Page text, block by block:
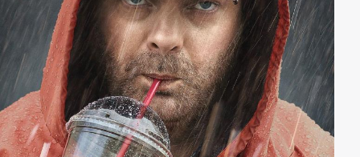
Zeit zu bröckeln und die dunkelsten Teile ihrer
Vergangenheit kommen an die Oberfläche.